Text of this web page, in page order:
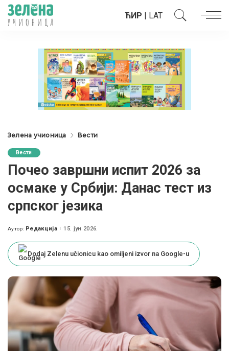
ЋИР | LAT
Зелена учионица Вести
Вести
Почео завршни испит 2026 за
осмаке у Србији: Данас тест из
српског језика
Posted
Аутор: Редакција 15. јун 2026.
Dodaj Zelenu učionicu kao omiljeni izvor na Google-u